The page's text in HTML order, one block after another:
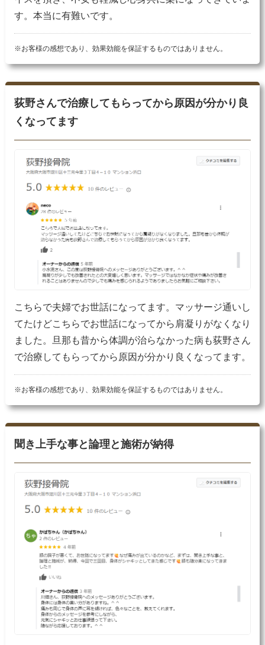
す。本当に有難いです。
※お客様の感想であり、効果効能を保証するものではありません。
荻野さんで治療してもらってから原因が分かり良
くなってます
こちらで夫婦でお世話になってます。マッサージ通いし
てたけどこちらでお世話になってから肩凝りがなくなり
ました。旦那も昔から体調が治らなかった病も荻野さん
で治療してもらってから原因が分かり良くなってます。
※お客様の感想であり、効果効能を保証するものではありません。
聞き上手な事と論理と施術が納得